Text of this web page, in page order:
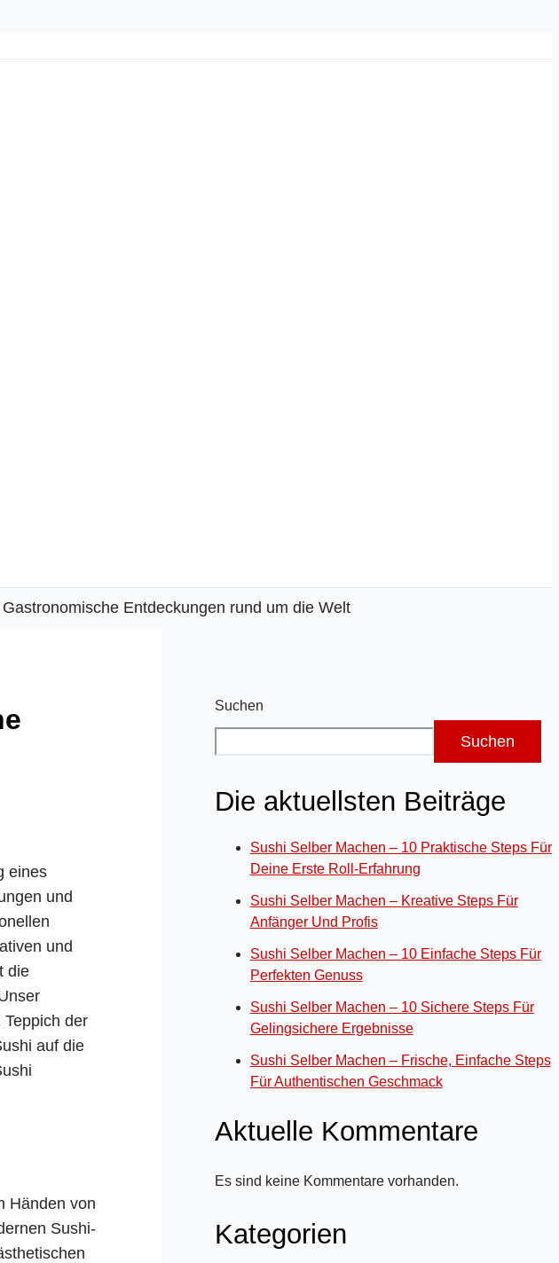
Entdeckungen rund um die Welt
eines
und
und
die
der
auf die
Händen von
Sushi-
Suchen
Suchen
Die aktuellsten Beiträge
Sushi Selber Machen – 10 Praktische Steps Für
Deine Erste Roll-Erfahrung
Sushi Selber Machen – Kreative Steps Für
Anfänger Und Profis
Sushi Selber Machen – 10 Einfache Steps Für
Perfekten Genuss
Sushi Selber Machen – 10 Sichere Steps Für
Gelingsichere Ergebnisse
Sushi Selber Machen – Frische, Einfache Steps
Für Authentischen Geschmack
Aktuelle Kommentare
Es sind keine Kommentare vorhanden.
Kategorien